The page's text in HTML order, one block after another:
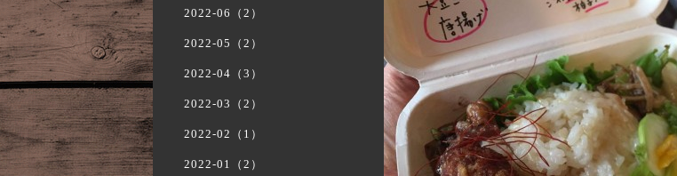
2022-06（2）
2022-05（2）
2022-04（3）
2022-03（2）
2022-02（1）
2022-01（2）